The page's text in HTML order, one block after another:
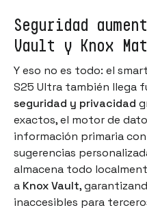
Seguridad
Vault y Knox
Y eso no es todo: el
S25 Ultra también llega
seguridad y privacidad
exactos, el motor de
información primaria
sugerencias
almacena todo
a Knox Vault,
inaccesibles para